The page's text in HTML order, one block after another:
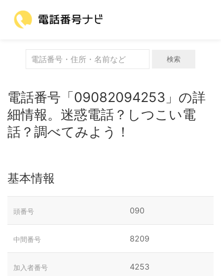
検索
電話番号「09082094253」の詳
細情報。迷惑電話？しつこい電
話？調べてみよう！
基本情報
頭番号 090
中間番号 8209
加入者番号 4253